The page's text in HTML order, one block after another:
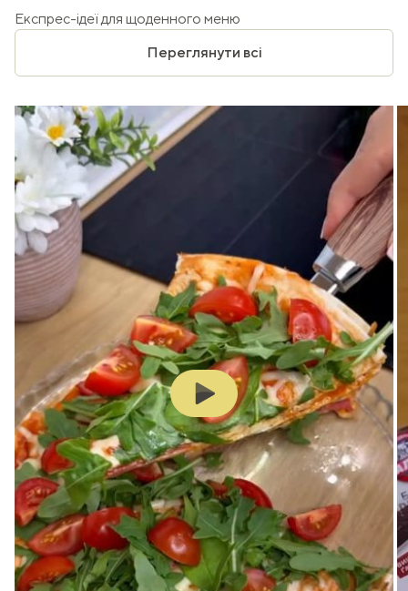
Експрес-ідеї для щоденного меню
Переглянути всі
Play